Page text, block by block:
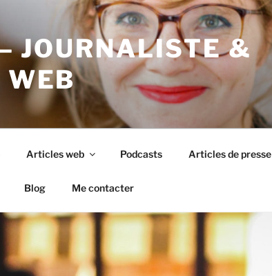
JOURNALISTE &
WEB
Articles web Podcasts Articles de presse
Blog Me contacter